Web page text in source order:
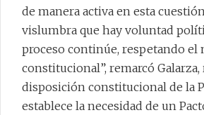
de manera activa en esta
vislumbra que hay voluntad
proceso continúe, respetando el
constitucional”, remarcó
disposición constitucional de la
establece la necesidad de un